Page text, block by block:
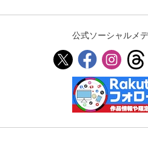
公式ソーシャルメ